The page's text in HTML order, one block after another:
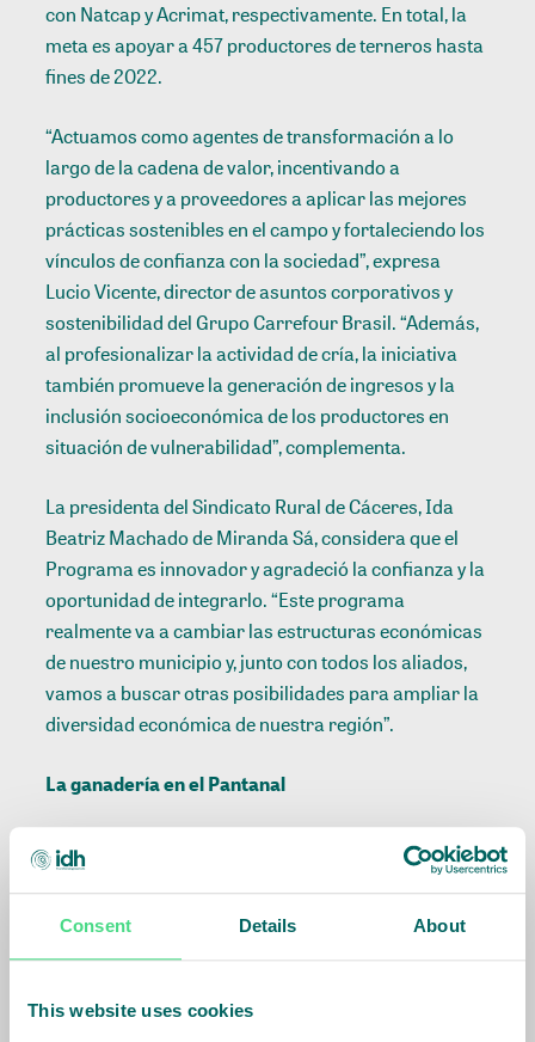
Consent Details About
This website uses cookies
con Natcap y Acrimat, respectivamente. En total, la
meta es apoyar a 457 productores de terneros hasta
fines de 2022.
“Actuamos como agentes de transformación a lo
largo de la cadena de valor, incentivando a
productores y a proveedores a aplicar las mejores
prácticas sostenibles en el campo y fortaleciendo los
vínculos de confianza con la sociedad”, expresa
Lucio Vicente, director de asuntos corporativos y
sostenibilidad del Grupo Carrefour Brasil. “Además,
al profesionalizar la actividad de cría, la iniciativa
también promueve la generación de ingresos y la
inclusión socioeconómica de los productores en
situación de vulnerabilidad”, complementa.
La presidenta del Sindicato Rural de Cáceres, Ida
Beatriz Machado de Miranda Sá, considera que el
Programa es innovador y agradeció la confianza y la
oportunidad de integrarlo. “Este programa
realmente va a cambiar las estructuras económicas
de nuestro municipio y, junto con todos los aliados,
vamos a buscar otras posibilidades para ampliar la
diversidad económica de nuestra región”.
La ganadería en el Pantanal